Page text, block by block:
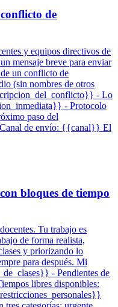
de
y equipos directivos de
mensaje breve para enviar
un conflicto de
(sin nombres de otros
- Lo
- Protocolo
paso del
de envío: {{canal}} El
bloques de tiempo
Tu trabajo es
de forma realista,
y priorizando lo
para después. Mi
- Pendientes de
libres disponibles: